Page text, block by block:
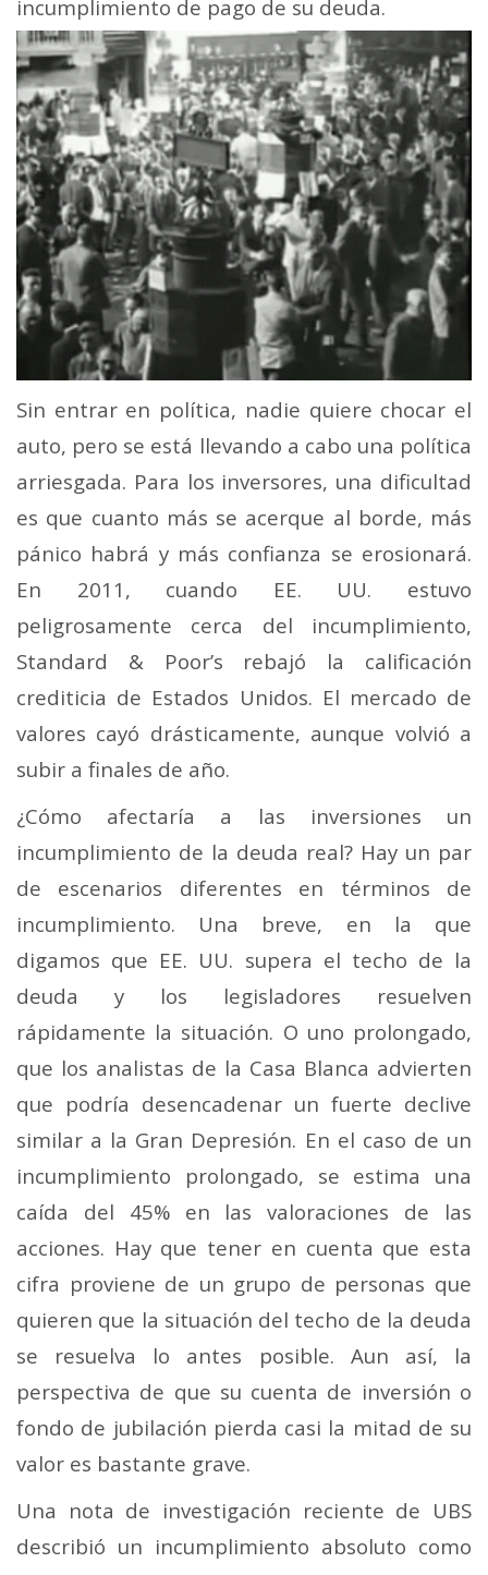
incumplimiento de pago de su deuda.
Sin entrar en política, nadie quiere chocar el
auto, pero se está llevando a cabo una política
arriesgada. Para los inversores, una dificultad
es que cuanto más se acerque al borde, más
pánico habrá y más confianza se erosionará.
En 2011, cuando EE. UU. estuvo
peligrosamente cerca del incumplimiento,
Standard & Poor’s rebajó la calificación
crediticia de Estados Unidos. El mercado de
valores cayó drásticamente, aunque volvió a
subir a finales de año.
¿Cómo afectaría a las inversiones un
incumplimiento de la deuda real? Hay un par
de escenarios diferentes en términos de
incumplimiento. Una breve, en la que
digamos que EE. UU. supera el techo de la
deuda y los legisladores resuelven
rápidamente la situación. O uno prolongado,
que los analistas de la Casa Blanca advierten
que podría desencadenar un fuerte declive
similar a la Gran Depresión. En el caso de un
incumplimiento prolongado, se estima una
caída del 45% en las valoraciones de las
acciones. Hay que tener en cuenta que esta
cifra proviene de un grupo de personas que
quieren que la situación del techo de la deuda
se resuelva lo antes posible. Aun así, la
perspectiva de que su cuenta de inversión o
fondo de jubilación pierda casi la mitad de su
valor es bastante grave.
Una nota de investigación reciente de UBS
describió un incumplimiento absoluto como